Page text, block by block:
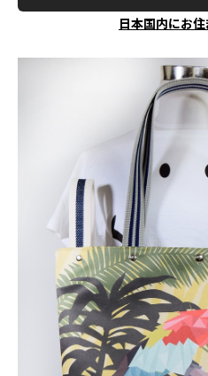
日本国内にお